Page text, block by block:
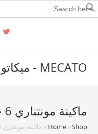
Search
for:
MECATO - ميكاتو
ماكينة مونتناري 6 حصان Montanari
Home»Shop
» ماكينة مونتناري 6 حصان Montanari